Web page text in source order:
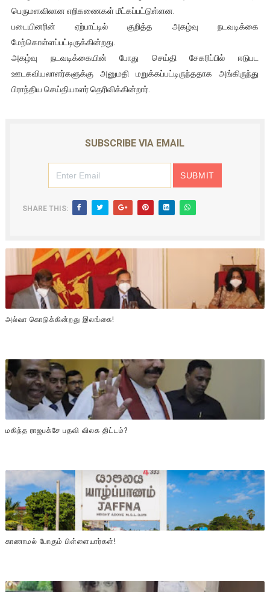
ஐ.நா முன்றலில் சீரற்ற காலநிலையிலும் தமிழின அழிப்பிற்கு
இளையராஜா – கமல் அவசர சந்திப்பு (படங்கள், விடியோ)
ஜனாதிபதி ஐக்கிய நாடுகளின் பொதுச் சபை கூட்டத்தில் இன்று
32 CM விநோத கன்றுக்குட்டி! (வீடியோ)
பெருமளவிலான எறிகணைகள் மீட்கப்பட்டுள்ளன.
படையினரின் ஏற்பாட்டில் குறித்த அகழ்வு நடவடிக்கை
மேற்கொள்ளப்பட்டிருக்கின்றது.
அகழ்வு நடவடிக்கையின் போது செய்தி சேகரிப்பில் ஈடுபட
ஊடகவியலாளர்களுக்கு அனுமதி மறுக்கப்பட்டிருந்ததாக அங்கிருந்து
பிராந்திய செய்தியாளர் தெரிவிக்கின்றார்.
SUBSCRIBE VIA EMAIL
SHARE THIS:
அல்வா கொடுக்கின்றது இலங்கை!
மகிந்த ராஜபக்சே பதவி விலக திட்டம்?
காணாமல் போகும் பிள்ளையார்கள்!